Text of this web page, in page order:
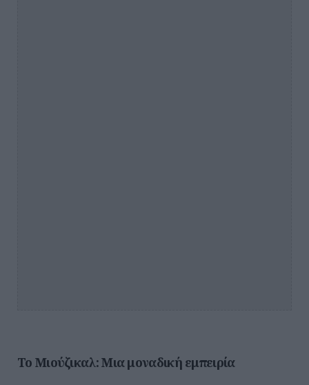
Το Μιούζικαλ: Μια μοναδική εμπειρία